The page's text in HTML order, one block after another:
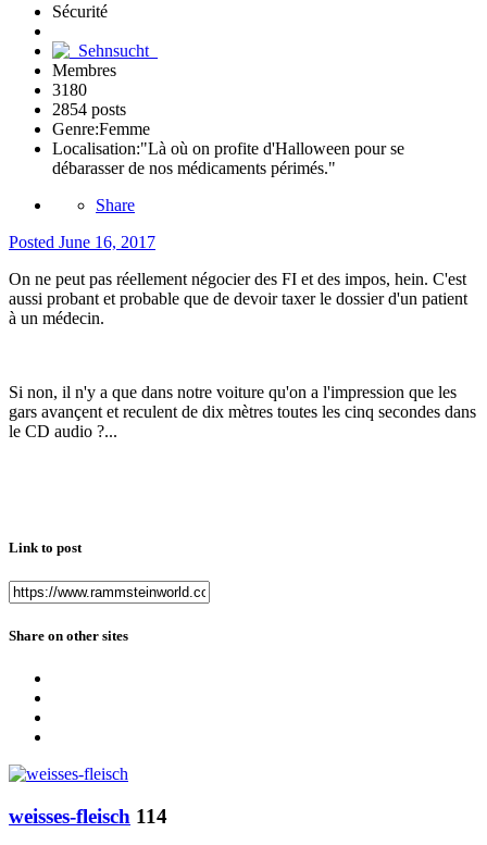
Sécurité
Membres
3180
2854 posts
Genre:Femme
Localisation:"Là où on profite d'Halloween pour se
débarasser de nos médicaments périmés."
Share
Posted June 16, 2017
On ne peut pas réellement négocier des FI et des impos, hein. C'est
aussi probant et probable que de devoir taxer le dossier d'un patient
à un médecin.
Si non, il n'y a que dans notre voiture qu'on a l'impression que les
gars avançent et reculent de dix mètres toutes les cinq secondes dans
le CD audio ?...
Link to post
Share on other sites
weisses-fleisch 114